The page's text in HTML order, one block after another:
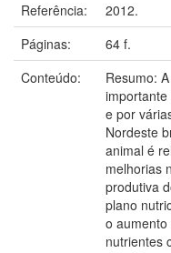
Referência:
2012.
Páginas:
64 f.
Conteúdo:
Resumo:
e por
Nordeste
animal é
melhorias
produtiva
plano
o
nutrientes